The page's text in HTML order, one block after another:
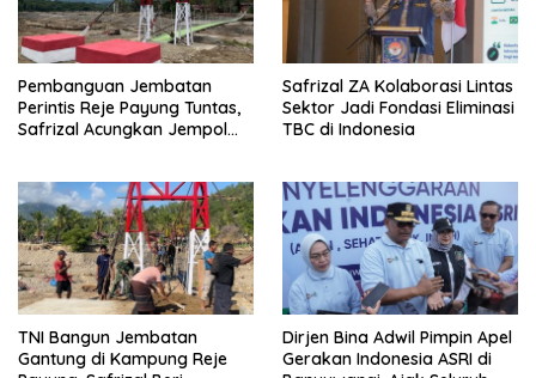
Pembanguan Jembatan
Perintis Reje Payung Tuntas,
Safrizal Acungkan Jempol
Safrizal ZA Kolaborasi Lintas
Sektor Jadi Fondasi Eliminasi
TBC di Indonesia
TNI Bangun Jembatan
Gantung di Kampung Reje
Dirjen Bina Adwil Pimpin Apel
Gerakan Indonesia ASRI di